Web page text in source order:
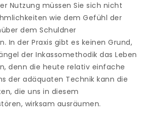
Nutzung müssen Sie sich nicht
wie dem Gefühl der
dem Schuldner
In der Praxis gibt es keinen Grund,
der Inkassomethodik das Leben
denn die heute relativ einfache
der adäquaten Technik kann die
die uns in diesem
wirksam ausräumen.